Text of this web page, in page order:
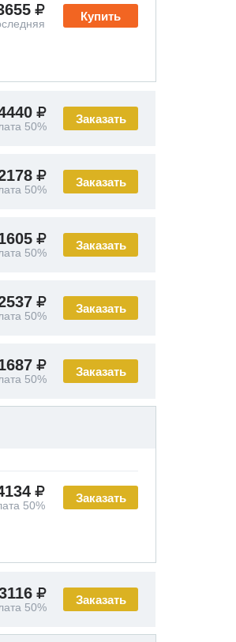
Купить
Заказать
50%
Заказать
50%
Заказать
50%
Заказать
50%
Заказать
50%
Заказать
50%
Заказать
50%